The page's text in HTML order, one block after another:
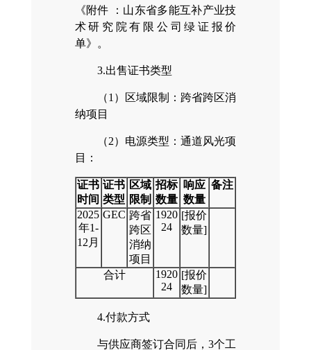
《附件 ：山东省多能互补产业技
术研究院有限公司绿证报价
单》。
3.出售证书类型
（1）区域限制：跨省跨区消
纳项目
（2）电源类型：通道风光项
目：
证书
时间
证书
类型
区域
限制
招标
数量
响应
数量
备注
2025
年1-
12月
GEC 跨省
跨区
消纳
项目
1920
24
[报价
数量]
合计
1920
24
[报价
数量]
4.付款方式
与供应商签订合同后，3个工